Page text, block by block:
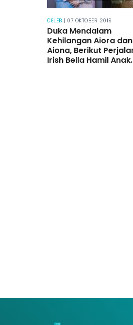
CELEB | 07 OKTOBER 2019
Duka Mendalam
Kehilangan Aiora dan
Aiona, Berikut Perjalanan
Irish Bella Hamil Anak